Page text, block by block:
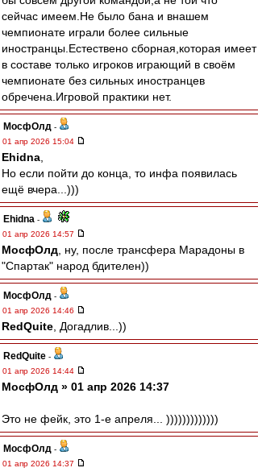
сейчас имеем.Не было бана и внашем
чемпионате играли более сильные
иностранцы.Естествено сборная,которая имеет
в составе только игроков играющий в своём
чемпионате без сильных иностранцев
обречена.Игровой практики нет.
МосфОлд -
01 апр 2026 15:04
Ehidna
Но если пойти до конца, то инфа появилась
ещё вчера...)))
Ehidna -
01 апр 2026 14:57
МосфОлд , ну, после трансфера Марадоны в
"Спартак" народ бдителен))
МосфОлд -
01 апр 2026 14:46
RedQuite , Догадлив...))
RedQuite -
01 апр 2026 14:44
МосфОлд » 01 апр 2026 14:37
Это не фейк, это 1-е апреля... )))))))))))))
МосфОлд -
01 апр 2026 14:37